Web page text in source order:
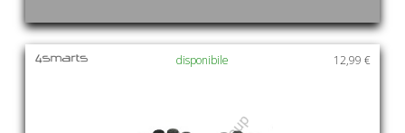
12,99 €
disponibile